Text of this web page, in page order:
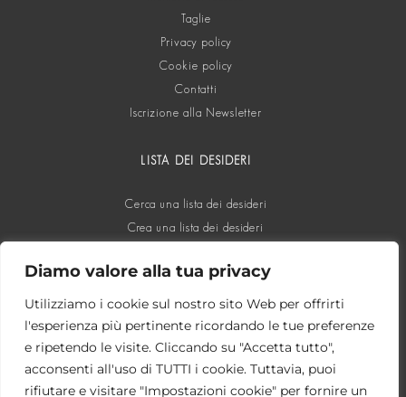
Diamo valore alla tua privacy
Utilizziamo i cookie sul nostro sito Web per offrirti
l'esperienza più pertinente ricordando le tue preferenze
e ripetendo le visite. Cliccando su "Accetta tutto",
acconsenti all'uso di TUTTI i cookie. Tuttavia, puoi
rifiutare e visitare "Impostazioni cookie" per fornire un
Taglie
Privacy policy
Cookie policy
Contatti
Iscrizione alla Newsletter
LISTA DEI DESIDERI
Cerca una lista dei desideri
Crea una lista dei desideri
SOCIAL